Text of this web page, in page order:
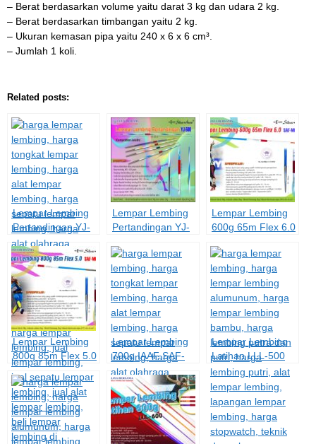
– Berat berdasarkan volume yaitu darat 3 kg dan udara 2 kg.
– Berat berdasarkan timbangan yaitu 2 kg.
– Ukuran kemasan pipa yaitu 240 x 6 x 6 cm³.
– Jumlah 1 koli.
Related posts:
Lempar Lembing
Pertandingan YJ-
800
Lempar Lembing
Pertandingan YJ-
Lempar Lembing
600g 65m Flex 6.0
Lempar Lembing
800g 85m Flex 5.0
SAF-MC800
Lempar Lembing
700g IAAF SAF-
YC700
Lempar Lembing
Latihan LLL-500